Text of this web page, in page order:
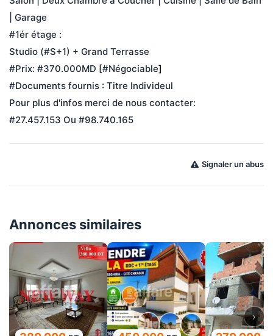
| Garage
#1ér étage :
Studio (#S+1) + Grand Terrasse
#Prix: #370.000MD [#Négociable]
#Documents fournis : Titre Individeul
Pour plus d'infos merci de nous contacter:
#27.457.153 Ou #98.740.165
Signaler un abus
Annonces similaires
›